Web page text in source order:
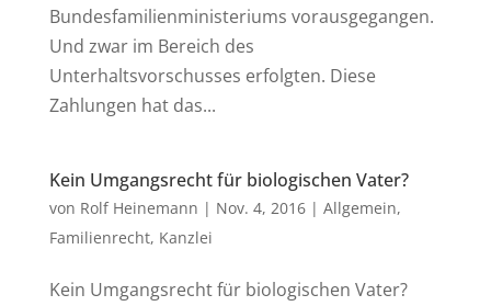
Bundesfamilienministeriums vorausgegangen.
Und zwar im Bereich des
Unterhaltsvorschusses erfolgten. Diese
Zahlungen hat das...
Kein Umgangsrecht für biologischen Vater?
von Rolf Heinemann | Nov. 4, 2016| Allgemein,
Familienrecht, Kanzlei
Kein Umgangsrecht für biologischen Vater?